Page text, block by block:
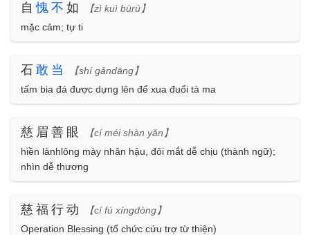
自愧 不 如
【zì kuì bùrú】
mặc cảm; tự ti
石 敢 当
【shí gǎndāng】
tấm bia đá được dựng lên để xua đuổi tà ma
慈眉善眼
【cí méi shàn yǎn】
hiền lànhlông mày nhân hậu, đôi mắt dễ chịu (thành ngữ);
nhìn dễ thương
慈福行动
【cí fú xíngdòng】
Operation Blessing (tổ chức cứu trợ từ thiện)